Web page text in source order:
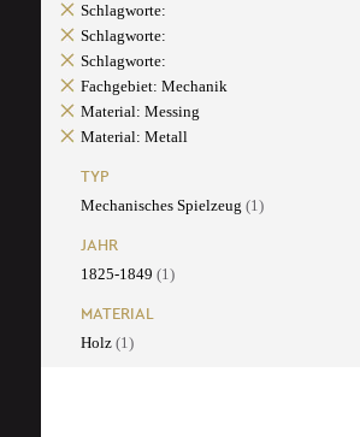
Schlagworte:
Schlagworte:
Schlagworte:
Fachgebiet: Mechanik
Material: Messing
Material: Metall
TYP
Mechanisches Spielzeug (1)
JAHR
1825-1849 (1)
MATERIAL
Holz (1)